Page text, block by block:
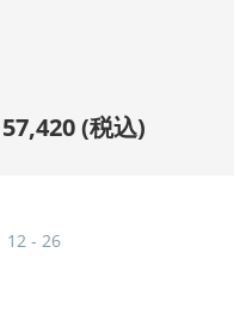
57,420(税込)
12 - 26